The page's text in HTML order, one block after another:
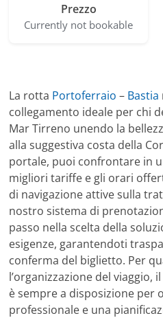
Prezzo
Currently not bookable
La rotta Portoferraio – Bastia
collegamento ideale per chi
Mar Tirreno unendo la
alla suggestiva costa della
portale, puoi confrontare in
migliori tariffe e gli orari
di navigazione attive sulla
nostro sistema di
passo nella scelta della
esigenze, garantendoti
conferma del biglietto. Per
l’organizzazione del viaggio,
è sempre a disposizione
professionale e una